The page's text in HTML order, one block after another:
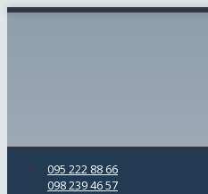
095 222 88 66
098 239 46 57